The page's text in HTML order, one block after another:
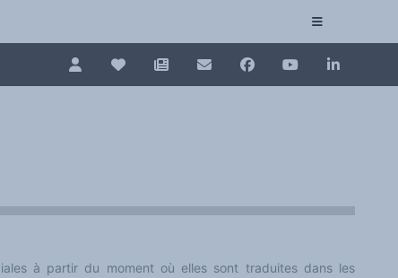
à partir du moment où elles sont traduites dans les